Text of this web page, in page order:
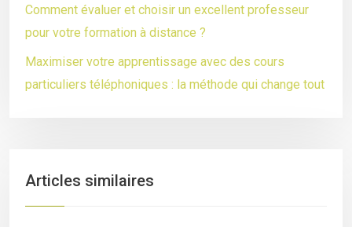
Comment évaluer et choisir un excellent professeur
pour votre formation à distance ?
Maximiser votre apprentissage avec des cours
particuliers téléphoniques : la méthode qui change tout
Articles similaires